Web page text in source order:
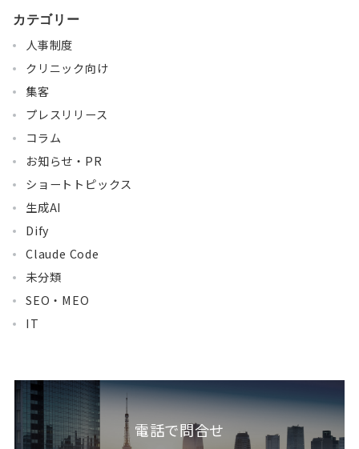
カテゴリー
人事制度
クリニック向け
集客
プレスリリース
コラム
お知らせ・PR
ショートトピックス
生成AI
Dify
Claude Code
未分類
SEO・MEO
IT
電話で問合せ